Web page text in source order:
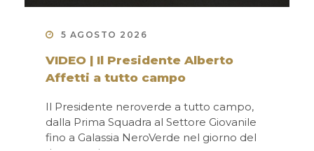
5 AGOSTO 2026
VIDEO | Il Presidente Alberto
Affetti a tutto campo
Il Presidente neroverde a tutto campo,
dalla Prima Squadra al Settore Giovanile
fino a Galassia NeroVerde nel giorno del